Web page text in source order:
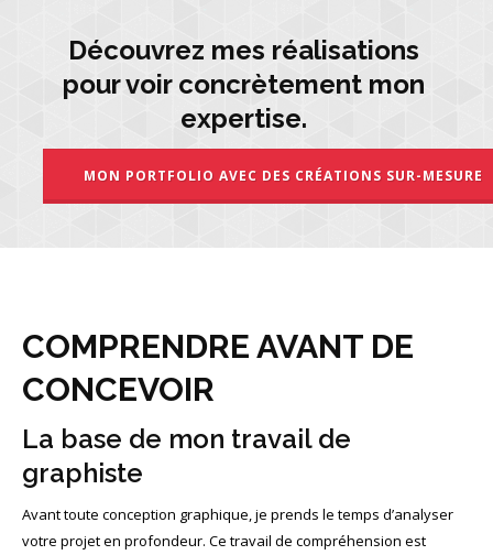
Découvrez mes réalisations
pour voir concrètement mon
expertise.
MON PORTFOLIO AVEC DES CRÉATIONS SUR-MESURE
COMPRENDRE AVANT DE
CONCEVOIR
La base de mon travail de
graphiste
Avant toute conception graphique, je prends le temps d’analyser
votre projet en profondeur. Ce travail de compréhension est